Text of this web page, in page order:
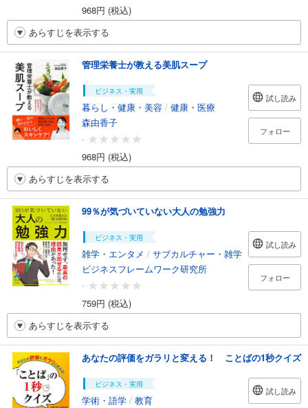
968円 (税込)
あらすじを表示する
管理栄養士が教える美肌スープ
ビジネス・実用
暮らし・健康・美容 / 健康・医療
森由香子
-
968円 (税込)
試し読み
フォロー
あらすじを表示する
99％が気づいていない大人の勉強力
ビジネス・実用
雑学・エンタメ / サブカルチャー・雑学
ビジネスフレームワーク研究所
-
759円 (税込)
試し読み
フォロー
あらすじを表示する
あなたの評価をガラリと変える！ ことばの1秒クイズ
ビジネス・実用
学術・語学 / 教育
試し読み